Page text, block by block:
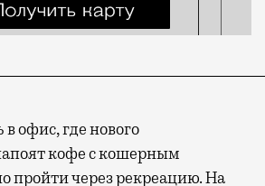
офис, где нового
кофе с кошерным
пройти через рекреацию. На